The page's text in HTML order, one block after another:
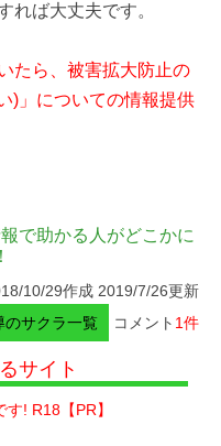
れば大丈夫です。
たら、被害拡大防止の
)」についての情報提供
で助かる人がどこかに
10/29作成 2019/7/26更新
のサクラ一覧
コメント 1件
サイト
! R18【PR】